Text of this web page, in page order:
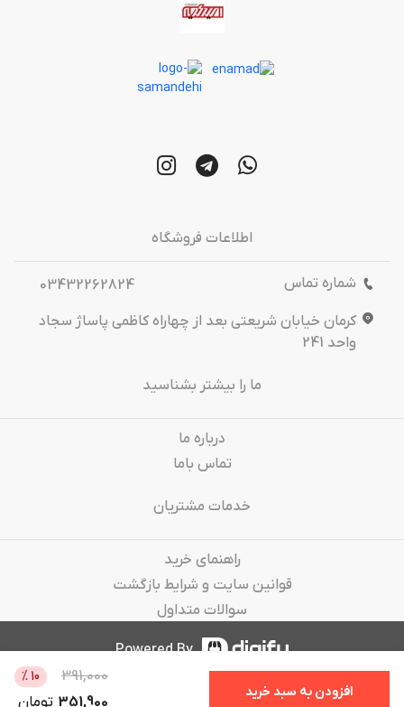
افزودن به سبد خرید
391,000
10
%
351,900 تومان
اطلاعات فروشگاه
شماره تماس
03432262824
کرمان خیابان شریعتی بعد از چهاراه کاظمی پاساژ سجاد
واحد 241
ما را بیشتر بشناسید
درباره‌ ما
تماس باما
خدمات مشتریان
راهنمای خرید
قوانین سایت و شرایط بازگشت
سوالات متداول
Powered By